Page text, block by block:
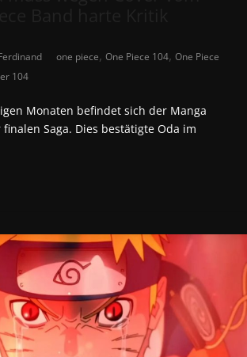
one piece, One Piece 104, One Piece
104
Monaten befindet sich der Manga
finalen Saga. Dies bestätigte Oda im